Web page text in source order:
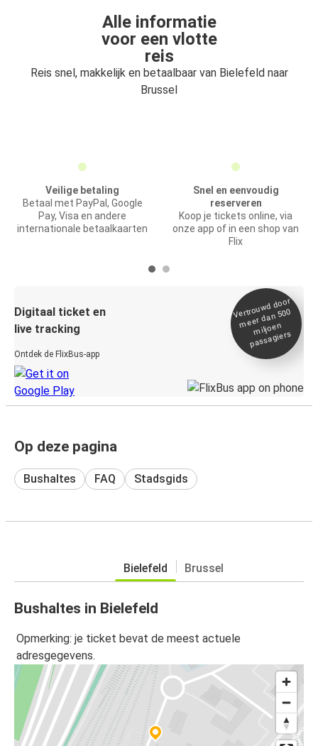
Alle informatie
voor een vlotte
reis
Reis snel, makkelijk en betaalbaar van Bielefeld naar
Brussel
Veilige betaling
Betaal met PayPal, Google
Pay, Visa en andere
internationale betaalkaarten
Snel en eenvoudig
reserveren
Koop je tickets online, via
onze app of in een shop van
Flix
Digitaal ticket en
live tracking
Ontdek de FlixBus-app
Vertrou
wd door
meer dan 500
miljoen
passagiers
Op deze pagina
Bushaltes FAQ Stadsgids
Bielefeld Brussel
Bushaltes in Bielefeld
Opmerking: je ticket bevat de meest actuele
adresgegevens.